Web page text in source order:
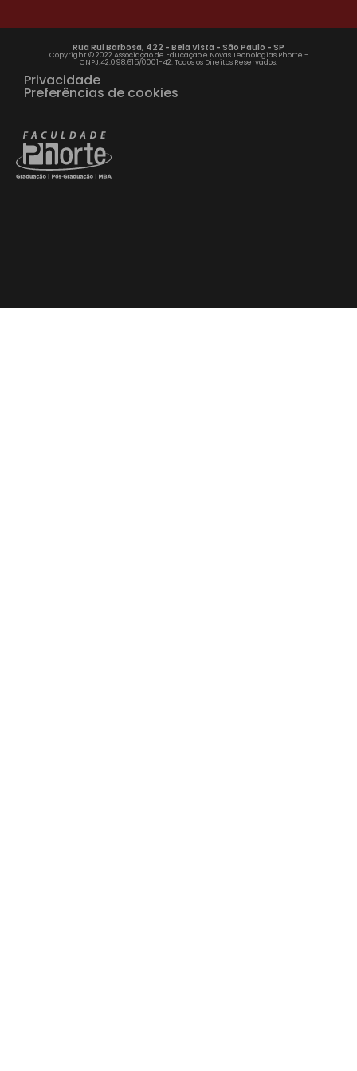
Rua Rui Barbosa, 422 - Bela Vista - São Paulo - SP
Copyright © 2022 Associação de Educação e Novas Tecnologias Phorte -
CNPJ:42.098.615/0001-42. Todos os Direitos Reservados.
Privacidade
Preferências de cookies